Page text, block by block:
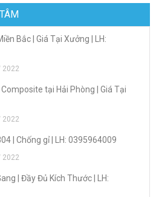
Bắc | Giá Tại Xưởng | LH:
2022
tại Hải Phòng | Giá Tại
2022
| Chống gỉ | LH: 0395964009
2022
| Đầy Đủ Kích Thước | LH: